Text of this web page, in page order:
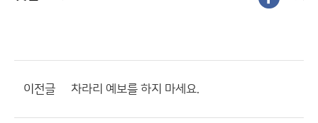
이전글 차라리 예보를 하지 마세요.